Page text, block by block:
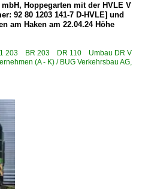
Hoppegarten mit der HVLE V
92 80 1203 141-7 D-HVLE] und
am Haken am 22.04.24 Höhe
1 203 BR 203 DR 110 Umbau DR V
(A - K) / BUG Verkehrsbau AG,